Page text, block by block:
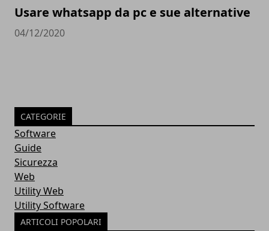
Usare whatsapp da pc e sue alternative
04/12/2020
CATEGORIE
Software
Guide
Sicurezza
Web
Utility Web
Utility Software
ARTICOLI POPOLARI